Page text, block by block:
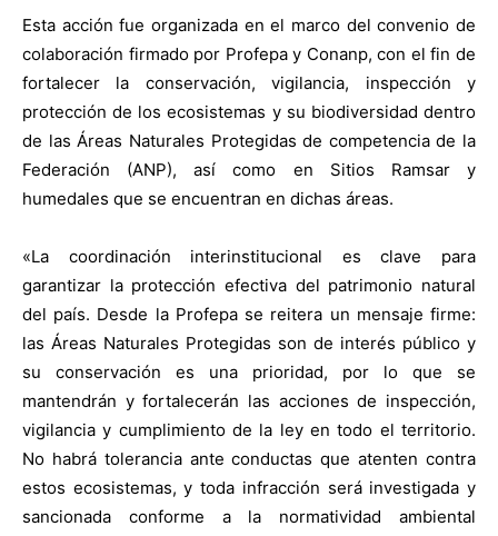
Esta acción fue organizada en el marco del convenio de
colaboración firmado por Profepa y Conanp, con el fin de
fortalecer la conservación, vigilancia, inspección y
protección de los ecosistemas y su biodiversidad dentro
de las Áreas Naturales Protegidas de competencia de la
Federación (ANP), así como en Sitios Ramsar y
humedales que se encuentran en dichas áreas.
«La coordinación interinstitucional es clave para
garantizar la protección efectiva del patrimonio natural
del país. Desde la Profepa se reitera un mensaje firme:
las Áreas Naturales Protegidas son de interés público y
su conservación es una prioridad, por lo que se
mantendrán y fortalecerán las acciones de inspección,
vigilancia y cumplimiento de la ley en todo el territorio.
No habrá tolerancia ante conductas que atenten contra
estos ecosistemas, y toda infracción será investigada y
sancionada conforme a la normatividad ambiental